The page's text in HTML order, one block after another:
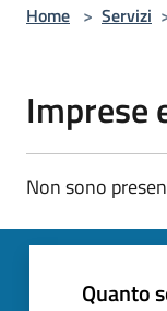
Home > Servizi
Imprese
Non sono
Quanto